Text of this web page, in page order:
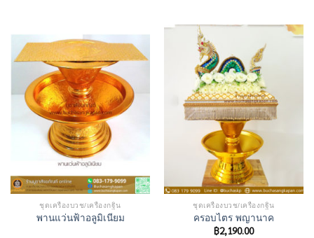
ชุดเครื่องบวช/เครื่องกฐิน
พานแว่นฟ้าอลูมิเนียม
ชุดเครื่องบวช/เครื่องกฐิน
ครอบไตร พญานาค
฿2,190.00